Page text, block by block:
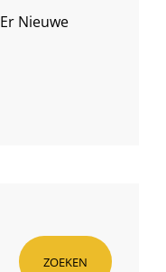
Nieuwe
ZOEKEN